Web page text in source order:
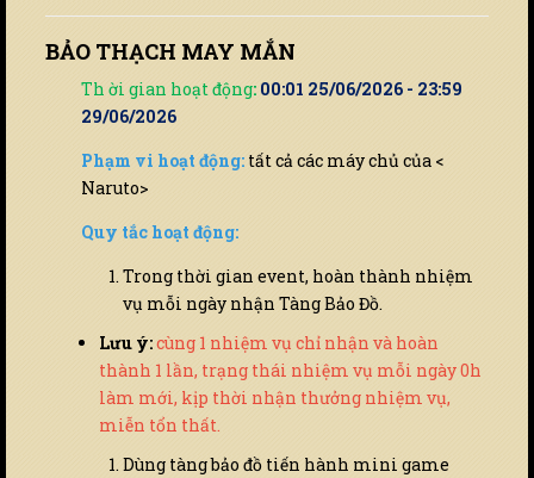
BẢO THẠCH MAY MẮN
Th ời gian hoạt động: 00:01 25/06/2026 - 23:59
29/06/2026
Phạm vi hoạt động: tất cả các máy chủ của <
Naruto>
Quy tắc hoạt động:
Trong thời gian event, hoàn thành nhiệm
vụ mỗi ngày nhận Tàng Bảo Đồ.
Lưu ý:cùng 1 nhiệm vụ chỉ nhận và hoàn
thành 1 lần, trạng thái nhiệm vụ mỗi ngày 0h
làm mới, kịp thời nhận thưởng nhiệm vụ,
miễn tổn thất.
Dùng tàng bảo đồ tiến hành mini game